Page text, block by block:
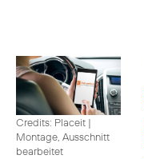
Credits: Placeit |
Montage, Ausschnitt
bearbeitet